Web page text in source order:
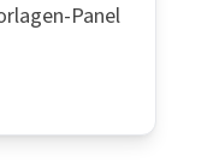
Panel